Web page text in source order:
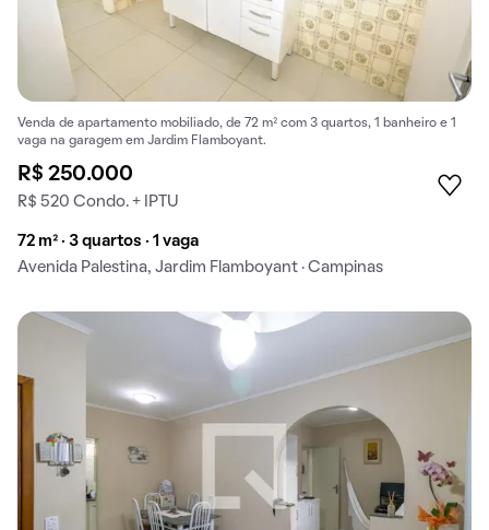
Venda de apartamento mobiliado, de 72 m² com 3 quartos, 1 banheiro e 1
vaga na garagem em Jardim Flamboyant.
R$ 250.000
R$ 520 Condo. + IPTU
72 m² · 3 quartos · 1 vaga
Avenida Palestina, Jardim Flamboyant · Campinas